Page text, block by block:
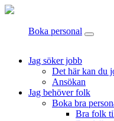
Boka personal
Jag söker jobb
Det här kan du
Ansökan
Jag behöver folk
Boka bra
Bra folk